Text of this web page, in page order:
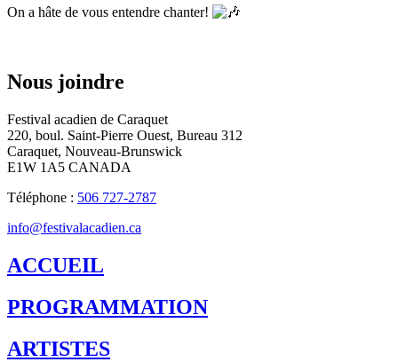
On a hâte de vous entendre chanter!
Nous joindre
Festival acadien de Caraquet
220, boul. Saint-Pierre Ouest, Bureau 312
Caraquet, Nouveau-Brunswick
E1W 1A5 CANADA
Téléphone : 506 727-2787
info@festivalacadien.ca
ACCUEIL
PROGRAMMATION
ARTISTES